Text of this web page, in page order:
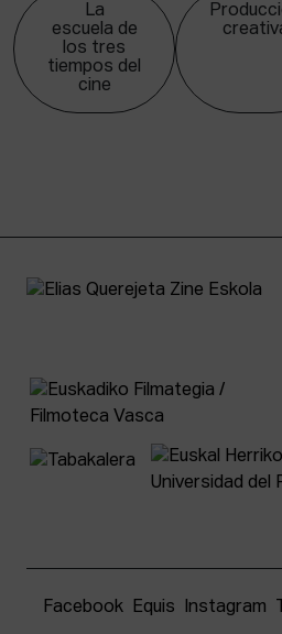
La
escuela de
los tres
tiempos del
cine
Facebook Equis Instagram